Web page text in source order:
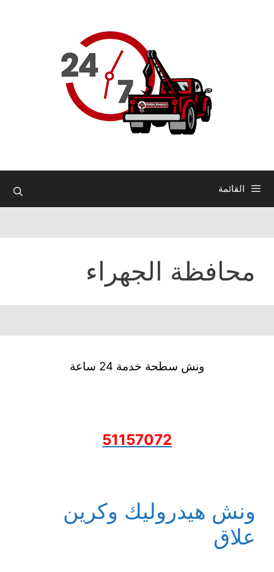
القائمة
محافظة الجهراء
ونش سطحة خدمة 24 ساعة
51157072
ونش هيدروليك وكرين
علاق